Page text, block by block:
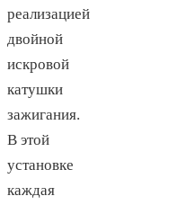
реализацией
двойной
искровой
катушки
зажигания.
В этой
установке
каждая